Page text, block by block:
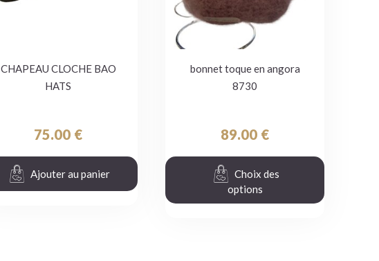
CHAPEAU CLOCHE BAO
HATS
75.00 €
Ajouter au panier
bonnet toque en angora
8730
89.00 €
Choix des
options